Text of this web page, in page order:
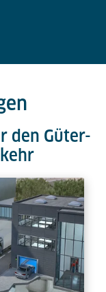
den Güter-